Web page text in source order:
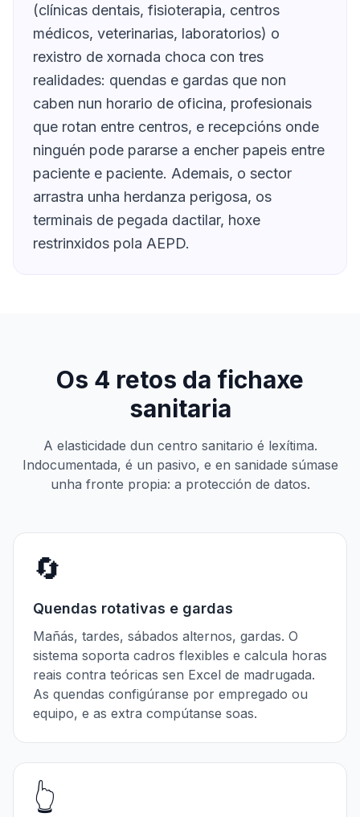
(clínicas dentais, fisioterapia, centros
médicos, veterinarias, laboratorios) o
rexistro de xornada choca con tres
realidades: quendas e gardas que non
caben nun horario de oficina, profesionais
que rotan entre centros, e recepcións onde
ninguén pode pararse a encher papeis entre
paciente e paciente. Ademais, o sector
arrastra unha herdanza perigosa, os
terminais de pegada dactilar, hoxe
restrinxidos pola AEPD.
Os 4 retos da fichaxe
sanitaria
A elasticidade dun centro sanitario é lexítima.
Indocumentada, é un pasivo, e en sanidade súmase
unha fronte propia: a protección de datos.
🔄
Quendas rotativas e gardas
Mañás, tardes, sábados alternos, gardas. O
sistema soporta cadros flexibles e calcula horas
reais contra teóricas sen Excel de madrugada.
As quendas configúranse por empregado ou
equipo, e as extra compútanse soas.
👆